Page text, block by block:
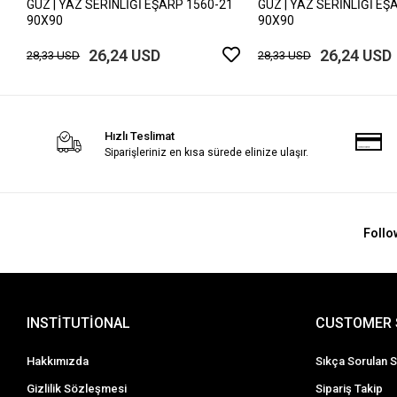
GÜZ | YAZ SERİNLİĞİ EŞARP 1560-21
90X90
28,33 USD 26,24 USD
GÜZ | YAZ SERİNLİĞİ
90X90
28,33 USD 26,24 USD
Hızlı Teslimat
Siparişleriniz en kısa sürede elinize ulaşır.
INSTİTUTİONAL
Hakkımızda
Gizlilik Sözleşmesi
CUSTOMER
Sıkça Sorulan
Sipariş Takip